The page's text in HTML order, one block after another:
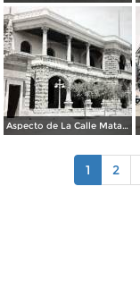
Aspecto de La Calle Matamoros ( Mayo de 1920 ).
1 2